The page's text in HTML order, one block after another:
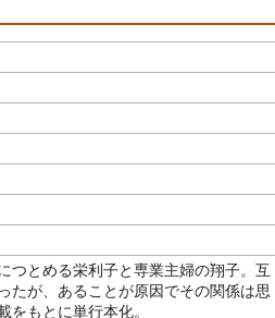
つとめる栄利子と専業主婦の翔子。互
たが、あることが原因でその関係は思
もとに単行本化。